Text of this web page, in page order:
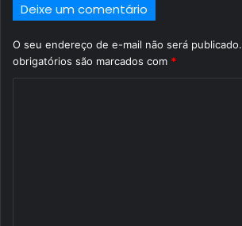
Deixe um comentário
O seu endereço de e-mail não será publicado.
obrigatórios são marcados com *